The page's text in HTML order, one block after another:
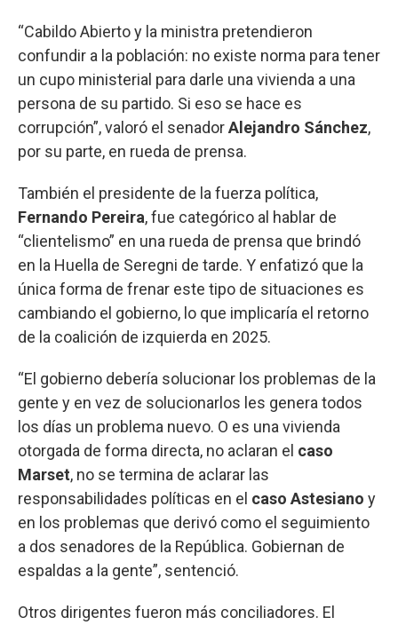
“Cabildo Abierto y la ministra pretendieron
confundir a la población: no existe norma para tener
un cupo ministerial para darle una vivienda a una
persona de su partido. Si eso se hace es
corrupción”, valoró el senadorAlejandro Sánchez,
por su parte, en rueda de prensa.
También el presidente de la fuerza política,
Fernando Pereira, fue categórico al hablar de
“clientelismo” en una rueda de prensa que brindó
en la Huella de Seregni de tarde. Y enfatizó que la
única forma de frenar este tipo de situaciones es
cambiando el gobierno, lo que implicaría el retorno
de la coalición de izquierda en 2025.
“El gobierno debería solucionar los problemas de la
gente y en vez de solucionarlos les genera todos
los días un problema nuevo. O es una vivienda
otorgada de forma directa, no aclaran el caso
Marset, no se termina de aclarar las
responsabilidades políticas en el caso Astesiano y
en los problemas que derivó como el seguimiento
a dos senadores de la República. Gobiernan de
espaldas a la gente”, sentenció.
Otros dirigentes fueron más conciliadores. El